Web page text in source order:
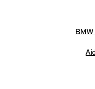
BMW